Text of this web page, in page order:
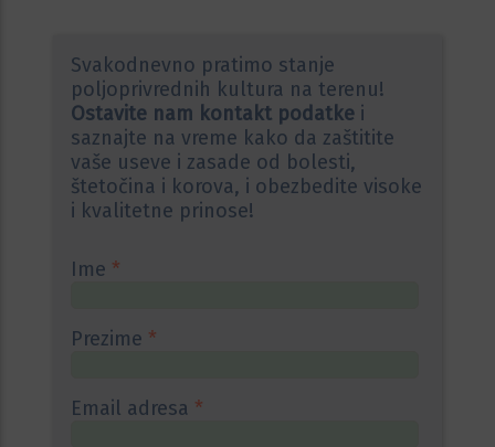
Svakodnevno pratimo stanje
poljoprivrednih kultura na terenu!
Ostavite nam kontakt podatke i
saznajte na vreme kako da zaštitite
vaše useve i zasade od bolesti,
štetočina i korova, i obezbedite visoke
i kvalitetne prinose!
Ime *
Prezime *
Email adresa *